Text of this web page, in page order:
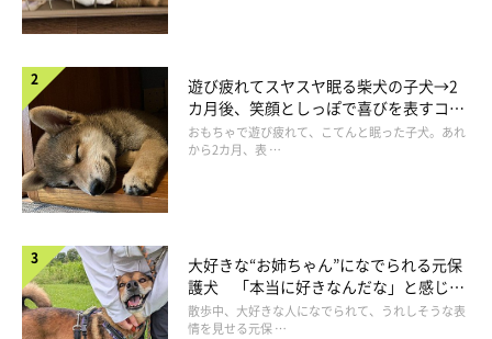
遊び疲れてスヤスヤ眠る柴犬の子犬→2
カ月後、笑顔としっぽで喜びを表すコに
成長！
おもちゃで遊び疲れて、こてんと眠った子犬。あれ
から2カ月、表 …
大好きな“お姉ちゃん”になでられる元保
護犬 「本当に好きなんだな」と感じる
表情にほっこり
散歩中、大好きな人になでられて、うれしそうな表
情を見せる元保 …